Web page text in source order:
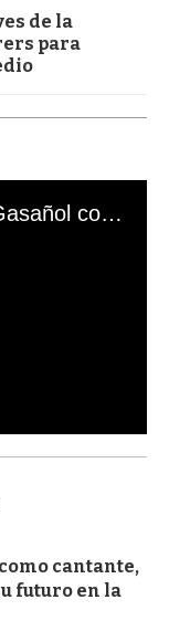
de la
para
El mal momento de Yanina Gasañol con un hincha argentino en "Subrayado"
cantante,
futuro en la